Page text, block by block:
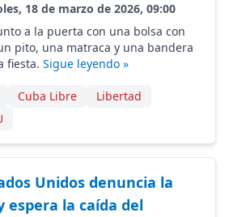
18 de marzo de 2026, 09:00
a la puerta con una bolsa con
pito, una matraca y una bandera
fiesta. Sigue leyendo »
Cuba Libre
Libertad
Unidos denuncia la
espera la caída del